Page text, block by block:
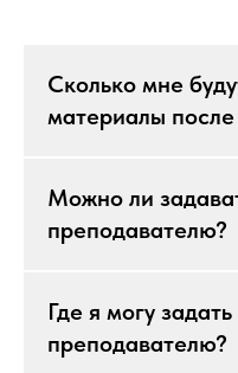
Сколько мне
материалы после
Можно ли
преподавателю?
Где я могу
преподавателю?